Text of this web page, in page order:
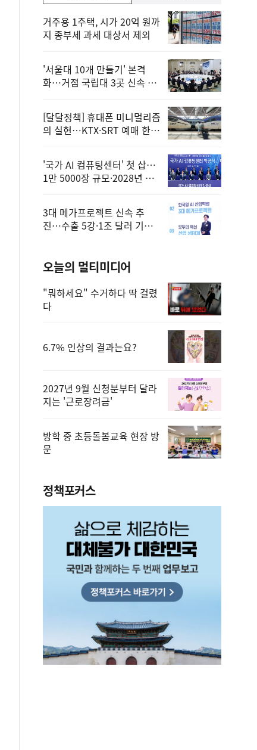
거주용 1주택, 시가 20억 원까
지 종부세 과세 대상서 제외
'서울대 10개 만들기' 본격
화…거점 국립대 3곳 신속 선
[달달정책] 휴대폰 미니멀리즘
의 실현…KTX·SRT 예매 한
'국가 AI 컴퓨팅센터' 첫 삽…
1만 5000장 규모·2028년 완
3대 메가프로젝트 신속 추
진…수출 5강·1조 달러 기반
오늘의 멀티미디어
"뭐하세요" 수거하다 딱 걸렸
다
6.7% 인상의 결과는요?
2027년 9월 신청분부터 달라
지는 '근로장려금'
방학 중 초등돌봄교육 현장 방
문
정책포커스